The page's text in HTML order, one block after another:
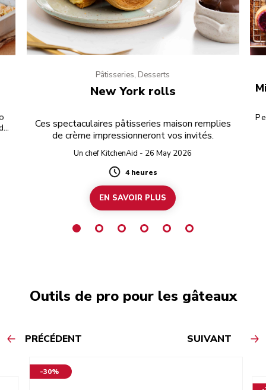
Pâtisseries, Desserts
New York rolls
Ces spectaculaires pâtisseries maison remplies
de crème impressionneront vos invités.
Un chef KitchenAid - 26 May 2026
Duration
4 heures
EN SAVOIR PLUS
Outils de pro pour les gâteaux
PRÉCÉDENT SUIVANT
-30%